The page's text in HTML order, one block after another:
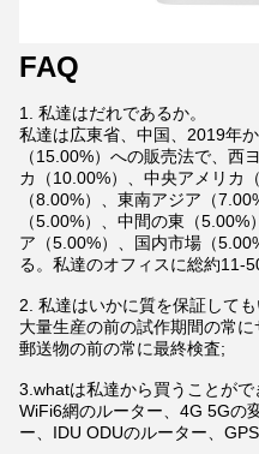
FAQ
1. 私達はだれであるか。
私達は広東省、中国、2019年
（15.00%）への販売法で、西
カ（10.00%）、中央アメリカ
（8.00%）、東南アジア（
（5.00%）、中間の東（
ア（5.00%）、国内市場（
る。私達のオフィスに総約11-
2. 私達はいかに質を保証しても
大量生産の前の試作期間の常に
郵送物の前の常に最終検査;
3.whatは私達から買うことがで
WiFi6網のルーター、4G 5Gの
ー、IDU ODUのルーター、